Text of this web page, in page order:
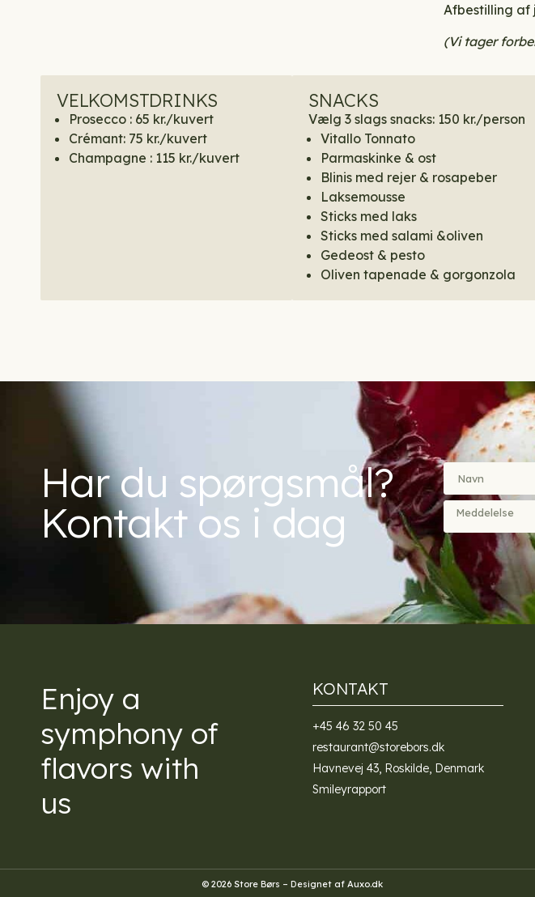
Afbestilling af
(Vi tager
VELKOMSTDRINKS
Prosecco : 65 kr./kuvert
Crémant: 75 kr./kuvert
Champagne : 115 kr./kuvert
SNACKS
Vælg 3 slags snacks: 150 kr./person
Vitallo Tonnato
Parmaskinke & ost
Blinis med rejer & rosapeber
Laksemousse
Sticks med laks
Sticks med salami &oliven
Gedeost & pesto
Oliven tapenade & gorgonzola
Har du spørgsmål?
Kontakt os i dag Alternative:
Enjoy a
symphony of
flavors with
us
KONTAKT
+45 46 32 50 45
restaurant@storebors.dk
Havnevej 43, Roskilde, Denmark
Smileyrapport
© 2026 Store Børs – Designet af Auxo.dk